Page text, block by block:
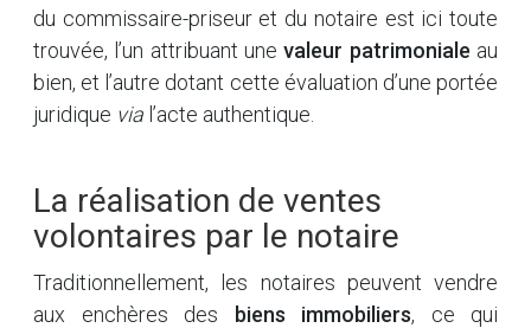
du commissaire-priseur et du notaire est ici toute
trouvée, l’un attribuant unevaleur patrimoniale au
bien, et l’autre dotant cette évaluation d’une portée
juridique via l’acte authentique.
La réalisation de ventes
volontaires par le notaire
Traditionnellement, les notaires peuvent vendre
aux enchères des biens immobiliers, ce qui